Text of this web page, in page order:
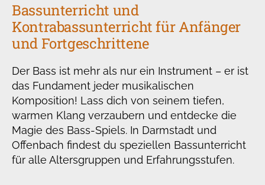
Bassunterricht und
Kontrabassunterricht für Anfänger
und Fortgeschrittene
Der Bass ist mehr als nur ein Instrument – er ist
das Fundament jeder musikalischen
Komposition! Lass dich von seinem tiefen,
warmen Klang verzaubern und entdecke die
Magie des Bass-Spiels. In Darmstadt und
Offenbach findest du speziellen Bassunterricht
für alle Altersgruppen und Erfahrungsstufen.